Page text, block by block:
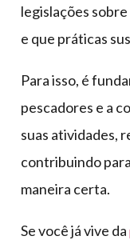
legislações
e que práticas
Para isso, é
pescadores e a
suas atividades,
contribuindo
maneira certa.
Se você já vive da